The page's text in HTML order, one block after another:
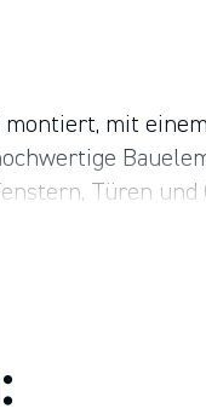
mit
Türen und
1989